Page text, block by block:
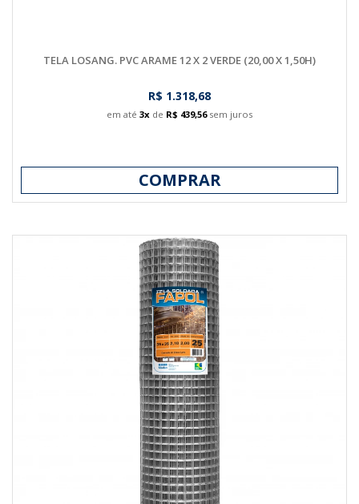
TELA LOSANG. PVC ARAME 12 X 2 VERDE (20,00 X 1,50H)
R$ 1.318,68
em até 3x de R$ 439,56sem juros
COMPRAR